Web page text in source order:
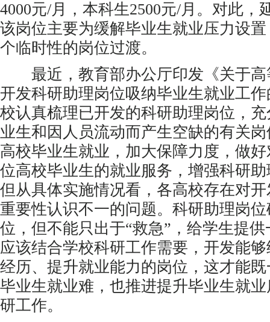
4000元/月，本科生2500元/月。对此，
该岗位主要为缓解毕业生就业压力设
个临时性的岗位过渡。
最近，教育部办公厅印发《关于高
开发科研助理岗位吸纳毕业生就业工
校认真梳理已开发的科研助理岗位，
业生和因人员流动而产生空缺的有关
高校毕业生就业，加大保障力度，做
位高校毕业生的就业服务，增强科研
但从具体实施情况看，各高校存在对
重要性认识不一的问题。科研助理岗
位，但不能只出于“救急”，给学生提
应该结合学校科研工作需要，开发能
经历、提升就业能力的岗位，这才能
毕业生就业难，也推进提升毕业生就
研工作。